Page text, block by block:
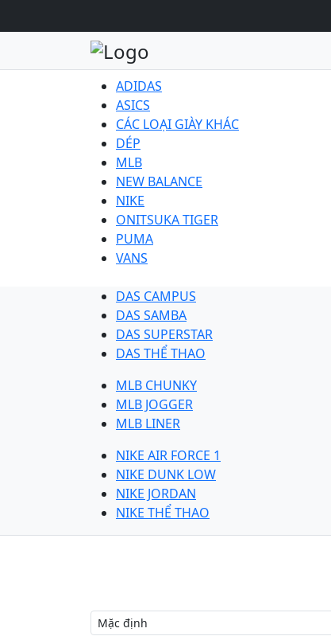
ADIDAS
ASICS
CÁC LOẠI GIÀY KHÁC
DÉP
MLB
NEW BALANCE
NIKE
ONITSUKA TIGER
PUMA
VANS
DAS CAMPUS
DAS SAMBA
DAS SUPERSTAR
DAS THỂ THAO
MLB CHUNKY
MLB JOGGER
MLB LINER
NIKE AIR FORCE 1
NIKE DUNK LOW
NIKE JORDAN
NIKE THỂ THAO